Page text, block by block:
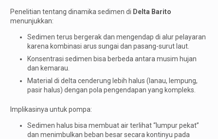
Penelitian tentang dinamika sedimen di Delta Barito
menunjukkan:
Sedimen terus bergerak dan mengendap di alur pelayaran
karena kombinasi arus sungai dan pasang-surut laut.
Konsentrasi sedimen bisa berbeda antara musim hujan
dan kemarau.
Material di delta cenderung lebih halus (lanau, lempung,
pasir halus) dengan pola pengendapan yang kompleks.
Implikasinya untuk pompa:
Sedimen halus bisa membuat air terlihat “lumpur pekat”
dan menimbulkan beban besar secara kontinyu pada